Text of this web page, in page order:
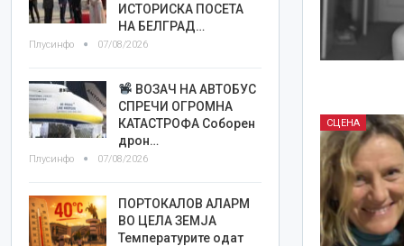
СЦЕНА
ИСТОРИСКА ПОСЕТА
НА БЕЛГРАД…
Плусинфо 07/08/2026
ВОЗАЧ НА АВТОБУС
СПРЕЧИ ОГРОМНА
КАТАСТРОФА Соборен
дрон…
Плусинфо 07/08/2026
ПОРТОКАЛОВ АЛАРМ
ВО ЦЕЛА ЗЕМЈА
Температурите одат